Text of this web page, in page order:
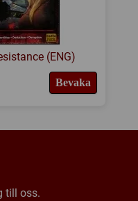
har vi hamnat
natten). Med 3
Alla
från första
omfattande
fram temat, i
(ENG)
Bevaka
till oss.